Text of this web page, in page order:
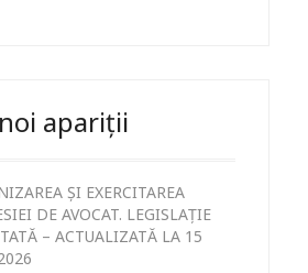
apariții
ȘI EXERCITAREA
DE AVOCAT. LEGISLAȚIE
– ACTUALIZATĂ LA 15